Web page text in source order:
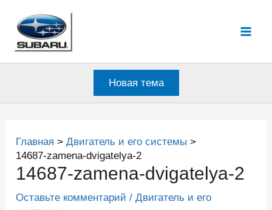
содержимому
Новая тема
Главная
Двигатель и его системы
14687-zamena-dvigatelya-2
14687-zamena-dvigatelya-2
Оставьте комментарий /Двигатель и его